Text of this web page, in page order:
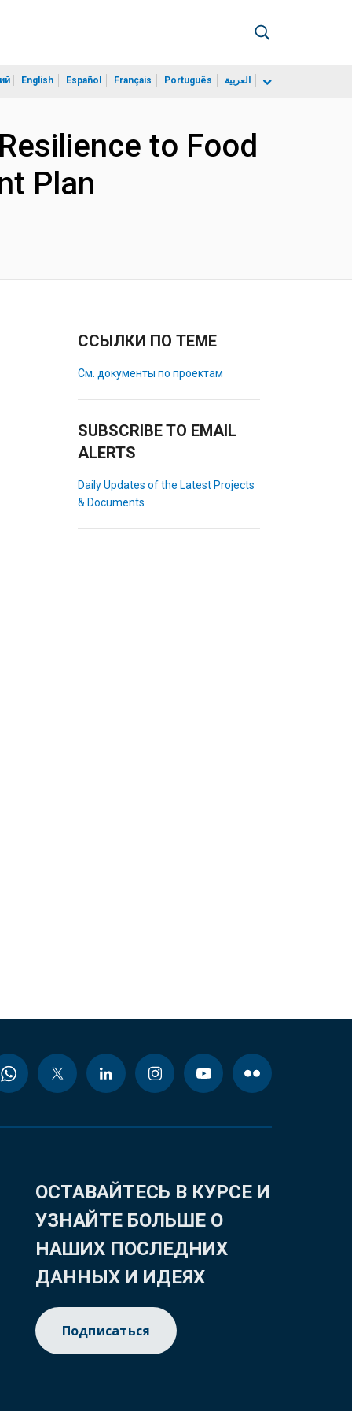
English Español Français Português العربية
to Food
Plan
ССЫЛКИ ПО ТЕМЕ
См. документы по проектам
SUBSCRIBE TO EMAIL
ALERTS
Daily Updates of the Latest Projects
& Documents
ОСТАВАЙТЕСЬ В КУРСЕ И
УЗНАЙТЕ БОЛЬШЕ О
НАШИХ ПОСЛЕДНИХ
ДАННЫХ И ИДЕЯХ
Подписаться